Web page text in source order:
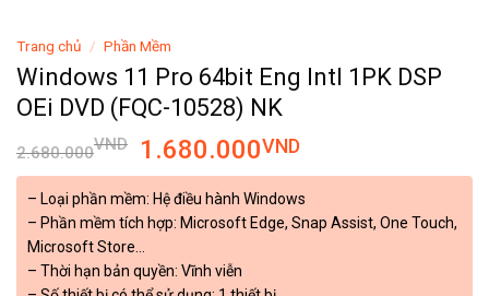
Trang chủ / Phần Mềm
Windows 11 Pro 64bit Eng Intl 1PK DSP
OEi DVD (FQC-10528) NK
2.680.000VND 1.680.000VND
– Loại phần mềm: Hệ điều hành Windows
– Phần mềm tích hợp: Microsoft Edge, Snap Assist, One Touch,
Microsoft Store…
– Thời hạn bản quyền: Vĩnh viễn